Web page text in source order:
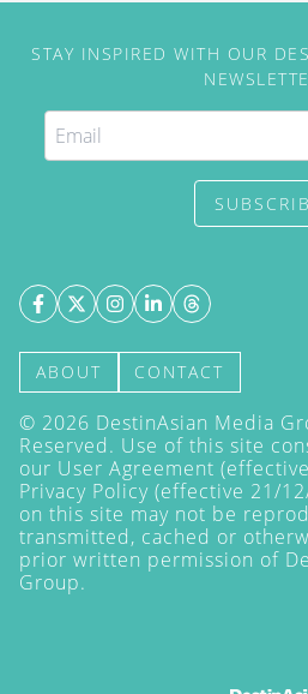
STAY INSPIRED WITH OUR
ABOUT CONTACT
© 2026 DestinAsian Media
Reserved. Use of this site
our User Agreement
Privacy Policy (effective 21/
on this site may not be
transmitted, cached or
prior written permission of
Group.